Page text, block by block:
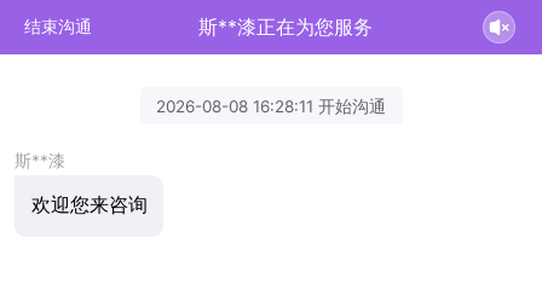
结束沟通 斯**漆正在为您服务
2026-08-08 16:28:11 开始沟通
斯**漆
欢迎您来咨询